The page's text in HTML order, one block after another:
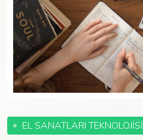
EL SANATLARI TEKNOLOJİSİ